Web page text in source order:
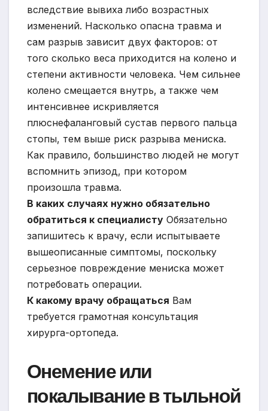
вследствие вывиха либо возрастных
изменений. Насколько опасна травма и
сам разрыв зависит двух факторов: от
того сколько веса приходится на колено и
степени активности человека. Чем сильнее
колено смещается внутрь, а также чем
интенсивнее искривляется
плюснефаланговый сустав первого пальца
стопы, тем выше риск разрыва мениска.
Как правило, большинство людей не могут
вспомнить эпизод, при котором
произошла травма.
В каких случаях нужно обязательно
обратиться к специалисту Обязательно
запишитесь к врачу, если испытываете
вышеописанные симптомы, поскольку
серьезное повреждение мениска может
потребовать операции.
К какому врачу обращаться Вам
требуется грамотная консультация
хирурга-ортопеда.
Онемение или
покалывание в тыльной